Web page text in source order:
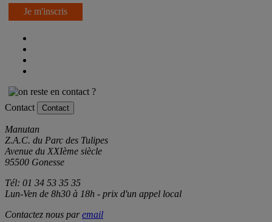
Je m'inscris
Contact Contact
Manutan
Z.A.C. du Parc des Tulipes
Avenue du XXIème siècle
95500 Gonesse
Tél: 01 34 53 35 35
Lun-Ven de 8h30 à 18h - prix d'un appel local
Contactez nous paremail